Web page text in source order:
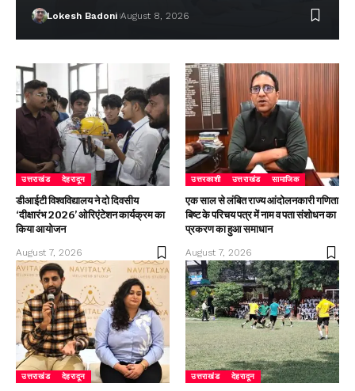
Lokesh Badoni August 8, 2026
उत्तराखंड देहरादून
डीआईटी विश्वविद्यालय ने दो दिवसीय
‘दीक्षारंभ 2026’ ओरिएंटेशन कार्यक्रम का
किया आयोजन
August 7, 2026
उत्तरकाशी उत्तराखंड सामाजिक
एक साल से लंबित राज्य आंदोलनकारी गणिता
बिष्ट के परिचय पत्र में नाम व पता संशोधन का
प्रकरण का हुआ समाधान
August 7, 2026
उत्तराखंड देहरादून उत्तराखंड देहरादून